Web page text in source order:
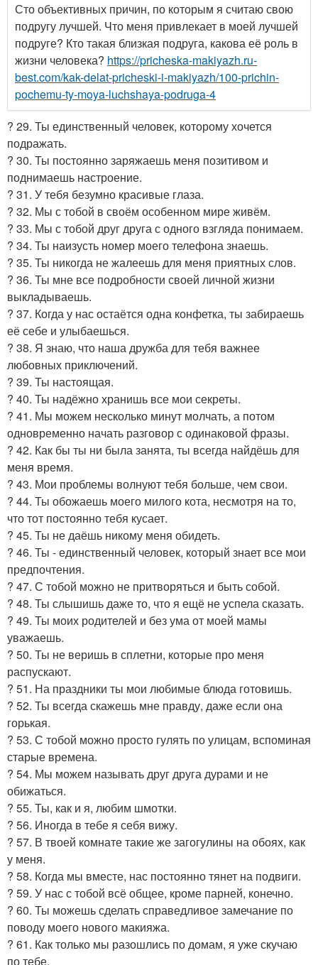
Сто объективных причин, по которым я считаю свою
подругу лучшей. Что меня привлекает в моей лучшей
подруге? Кто такая близкая подруга, какова её роль в
жизни человека? https://pricheska-makiyazh.ru-
best.com/kak-delat-pricheski-i-makiyazh/100-prichin-
pochemu-ty-moya-luchshaya-podruga-4
? 29. Ты единственный человек, которому хочется
подражать.
? 30. Ты постоянно заряжаешь меня позитивом и
поднимаешь настроение.
? 31. У тебя безумно красивые глаза.
? 32. Мы с тобой в своём особенном мире живём.
? 33. Мы с тобой друг друга с одного взгляда понимаем.
? 34. Ты наизусть номер моего телефона знаешь.
? 35. Ты никогда не жалеешь для меня приятных слов.
? 36. Ты мне все подробности своей личной жизни
выкладываешь.
? 37. Когда у нас остаётся одна конфетка, ты забираешь
её себе и улыбаешься.
? 38. Я знаю, что наша дружба для тебя важнее
любовных приключений.
? 39. Ты настоящая.
? 40. Ты надёжно хранишь все мои секреты.
? 41. Мы можем несколько минут молчать, а потом
одновременно начать разговор с одинаковой фразы.
? 42. Как бы ты ни была занята, ты всегда найдёшь для
меня время.
? 43. Мои проблемы волнуют тебя больше, чем свои.
? 44. Ты обожаешь моего милого кота, несмотря на то,
что тот постоянно тебя кусает.
? 45. Ты не даёшь никому меня обидеть.
? 46. Ты - единственный человек, который знает все мои
предпочтения.
? 47. С тобой можно не притворяться и быть собой.
? 48. Ты слышишь даже то, что я ещё не успела сказать.
? 49. Ты моих родителей и без ума от моей мамы
уважаешь.
? 50. Ты не веришь в сплетни, которые про меня
распускают.
? 51. На праздники ты мои любимые блюда готовишь.
? 52. Ты всегда скажешь мне правду, даже если она
горькая.
? 53. С тобой можно просто гулять по улицам, вспоминая
старые времена.
? 54. Мы можем называть друг друга дурами и не
обижаться.
? 55. Ты, как и я, любим шмотки.
? 56. Иногда в тебе я себя вижу.
? 57. В твоей комнате такие же загогулины на обоях, как
у меня.
? 58. Когда мы вместе, нас постоянно тянет на подвиги.
? 59. У нас с тобой всё общее, кроме парней, конечно.
? 60. Ты можешь сделать справедливое замечание по
поводу моего нового макияжа.
? 61. Как только мы разошлись по домам, я уже скучаю
по тебе.